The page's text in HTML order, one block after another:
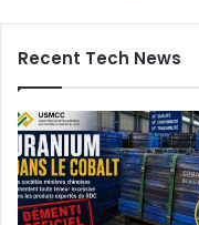
Recent Tech News